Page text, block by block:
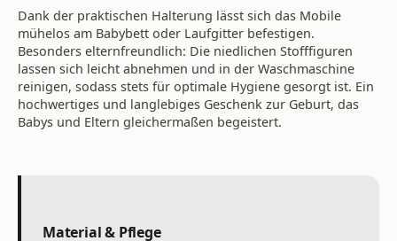
Dank der praktischen Halterung lässt sich das Mobile
mühelos am Babybett oder Laufgitter befestigen.
Besonders elternfreundlich: Die niedlichen Stofffiguren
lassen sich leicht abnehmen und in der Waschmaschine
reinigen, sodass stets für optimale Hygiene gesorgt ist. Ein
hochwertiges und langlebiges Geschenk zur Geburt, das
Babys und Eltern gleichermaßen begeistert.
Material & Pflege